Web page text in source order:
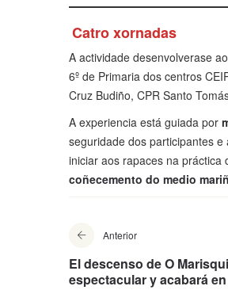
Catro xornadas
A actividade desenvolverase
6º de Primaria dos centros
Cruz Budiño, CPR Santo
A experiencia está guiada por
seguridade dos participantes
iniciar aos rapaces na práctica
coñecemento do medio
Anterior
El descenso de O
espectacular y acabará